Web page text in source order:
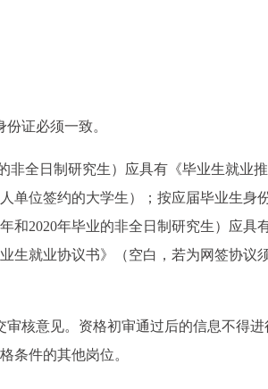
证必须一致。
非全日制研究生）应具有《毕业生就业
单位签约的大学生）；按应届毕业生身
和2020年毕业的非全日制研究生）应具
生就业协议书》（空白，若为网签协议
核意见。资格初审通过后的信息不得进
条件的其他岗位。